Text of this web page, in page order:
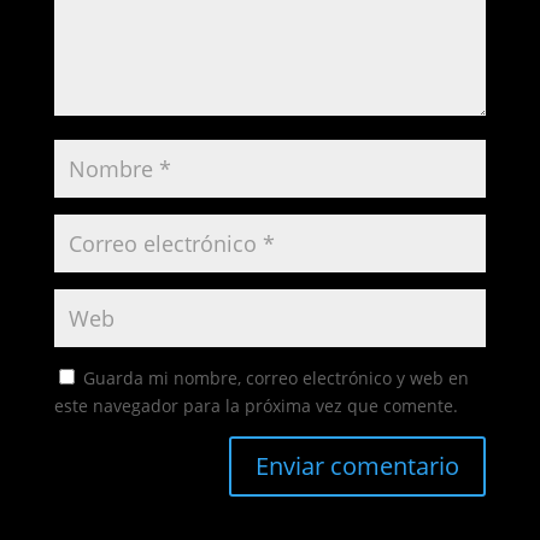
Guarda mi nombre, correo electrónico y web en
este navegador para la próxima vez que comente.